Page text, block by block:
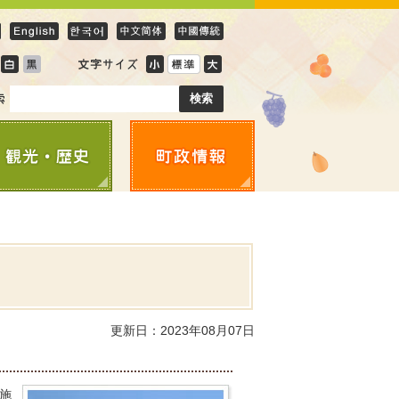
更新日：2023年08月07日